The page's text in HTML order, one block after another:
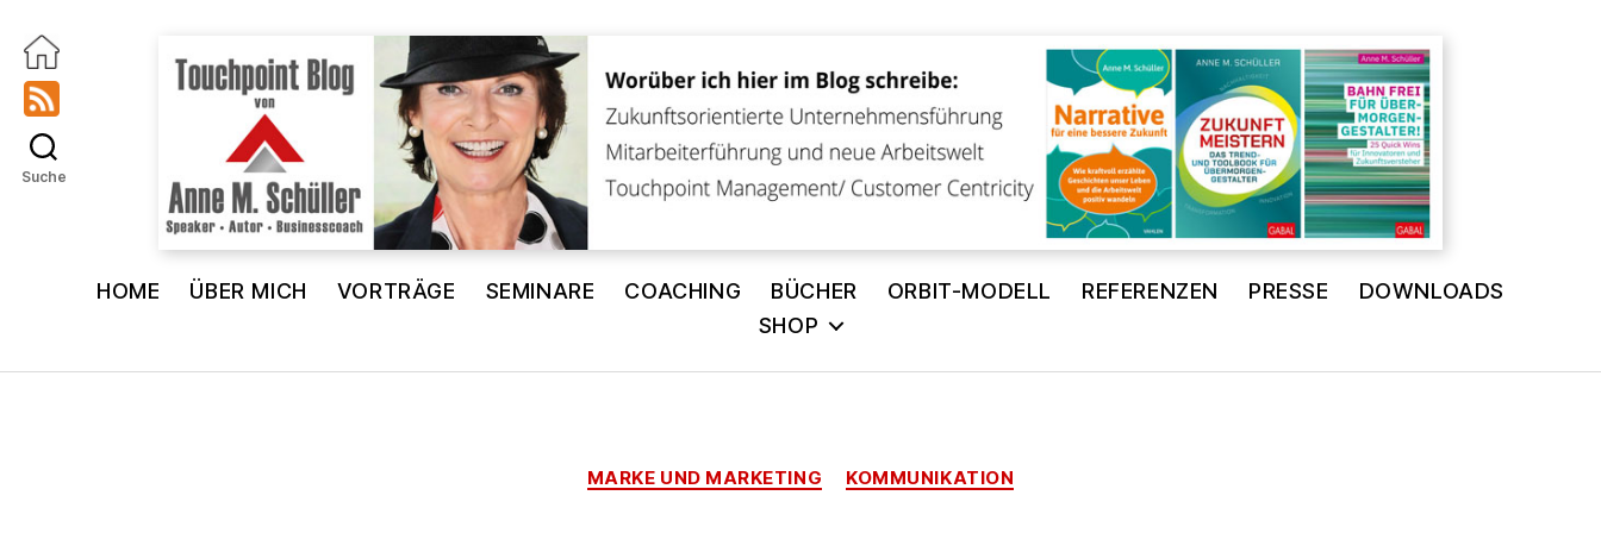
Touchpoint
Blog
HOME ÜBER MICH VORTRÄGE SEMINARE COACHING BÜCHER ORBIT-MODELL REFERENZEN PRESSE
DOWNLOADS
SHOP
Suche
Kategorien
MARKE UND MARKETING KOMMUNIKATION